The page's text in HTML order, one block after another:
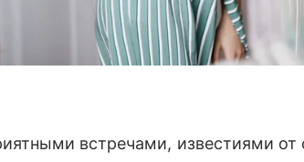
встречами, известиями